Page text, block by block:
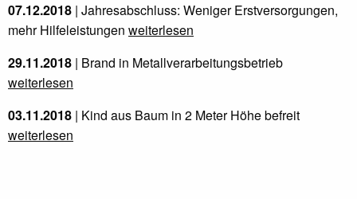
07.12.2018 | Jahresabschluss: Weniger Erstversorgungen,
mehr Hilfeleistungen weiterlesen
29.11.2018 | Brand in Metallverarbeitungsbetrieb
weiterlesen
03.11.2018 | Kind aus Baum in 2 Meter Höhe befreit
weiterlesen